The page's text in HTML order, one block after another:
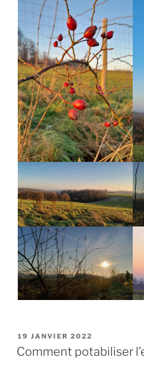
PUBLIÉ
LE
19 JANVIER 2022
Comment potabiliser